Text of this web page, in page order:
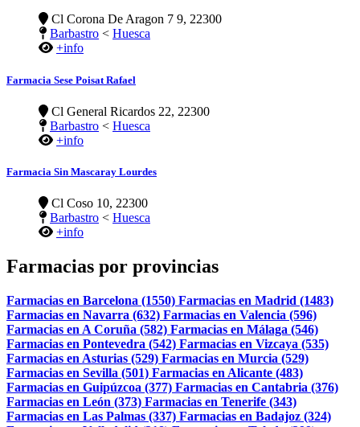
Cl Corona De Aragon 7 9, 22300
Barbastro < Huesca
+info
Farmacia Sese Poisat Rafael
Cl General Ricardos 22, 22300
Barbastro < Huesca
+info
Farmacia Sin Mascaray Lourdes
Cl Coso 10, 22300
Barbastro < Huesca
+info
Farmacias por provincias
Farmacias en Barcelona (1550) Farmacias en Madrid (1483)
Farmacias en Navarra (632) Farmacias en Valencia (596)
Farmacias en A Coruña (582) Farmacias en Málaga (546)
Farmacias en Pontevedra (542) Farmacias en Vizcaya (535)
Farmacias en Asturias (529) Farmacias en Murcia (529)
Farmacias en Sevilla (501) Farmacias en Alicante (483)
Farmacias en Guipúzcoa (377) Farmacias en Cantabria (376)
Farmacias en León (373) Farmacias en Tenerife (343)
Farmacias en Las Palmas (337) Farmacias en Badajoz (324)